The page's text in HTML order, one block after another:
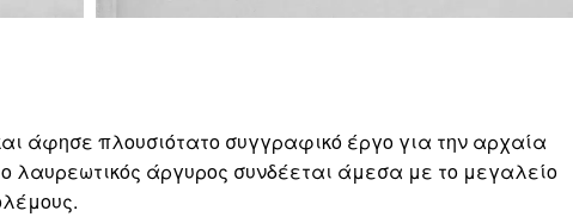
άφησε πλουσιότατο συγγραφικό έργο για την αρχαία
λαυρεωτικός άργυρος συνδέεται άμεσα με το μεγαλείο